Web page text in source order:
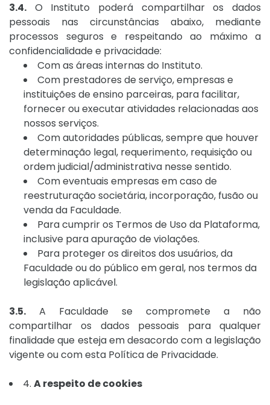
3.4. O Instituto poderá compartilhar os dados
pessoais nas circunstâncias abaixo, mediante
processos seguros e respeitando ao máximo a
confidencialidade e privacidade:
Com as áreas internas do Instituto.
Com prestadores de serviço, empresas e
instituições de ensino parceiras, para facilitar,
fornecer ou executar atividades relacionadas aos
nossos serviços.
Com autoridades públicas, sempre que houver
determinação legal, requerimento, requisição ou
ordem judicial/administrativa nesse sentido.
Com eventuais empresas em caso de
reestruturação societária, incorporação, fusão ou
venda da Faculdade.
Para cumprir os Termos de Uso da Plataforma,
inclusive para apuração de violações.
Para proteger os direitos dos usuários, da
Faculdade ou do público em geral, nos termos da
legislação aplicável.
3.5. A Faculdade se compromete a não
compartilhar os dados pessoais para qualquer
finalidade que esteja em desacordo com a legislação
vigente ou com esta Política de Privacidade.
4. A respeito de cookies